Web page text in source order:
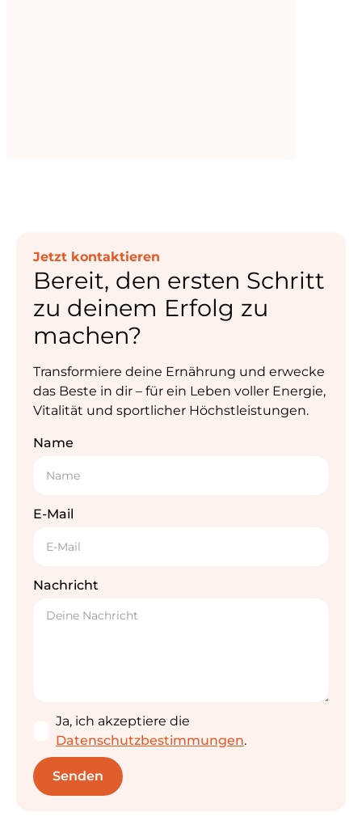
Jetzt kontaktieren
Bereit, den ersten Schritt
zu deinem Erfolg zu
machen?
Transformiere deine Ernährung und erwecke
das Beste in dir – für ein Leben voller Energie,
Vitalität und sportlicher Höchstleistungen.
Name
E-Mail
Nachricht
Ja, ich akzeptiere die
Datenschutzbestimmungen.